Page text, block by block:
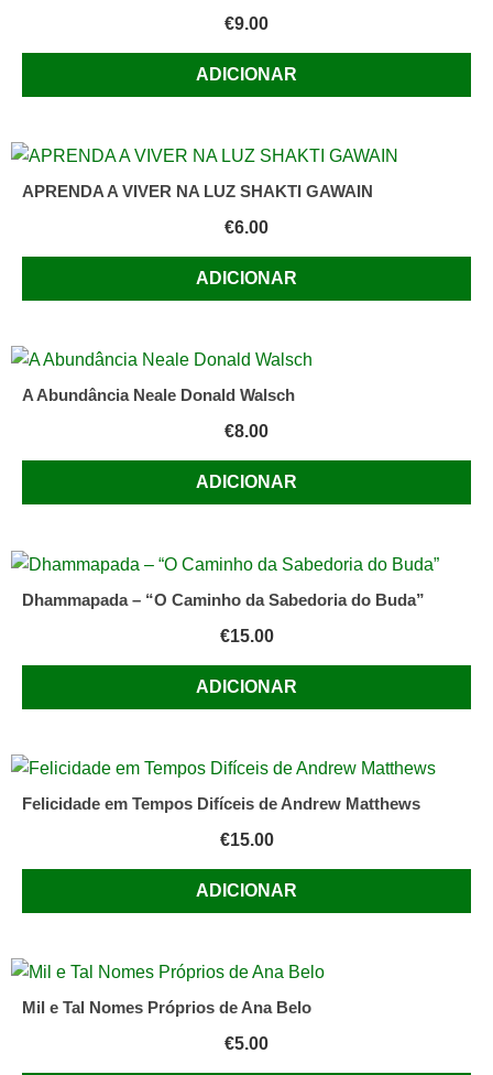
€9.00
ADICIONAR
APRENDA A VIVER NA LUZ SHAKTI GAWAIN
€6.00
ADICIONAR
A Abundância Neale Donald Walsch
€8.00
ADICIONAR
Dhammapada – “O Caminho da Sabedoria do Buda”
€15.00
ADICIONAR
Felicidade em Tempos Difíceis de Andrew Matthews
€15.00
ADICIONAR
Mil e Tal Nomes Próprios de Ana Belo
€5.00